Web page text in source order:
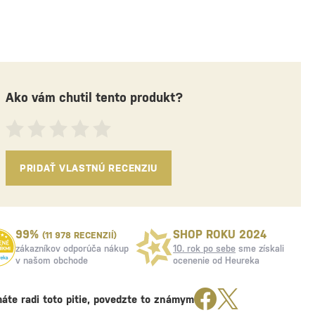
Ako vám chutil tento produkt?
PRIDAŤ VLASTNÚ RECENZIU
99% (11 978 RECENZIÍ)
zákazníkov odporúča nákup
v našom obchode
SHOP ROKU 2024
10. rok po sebe sme získali
ocenenie od Heureka
radi toto pitie, povedzte to známym